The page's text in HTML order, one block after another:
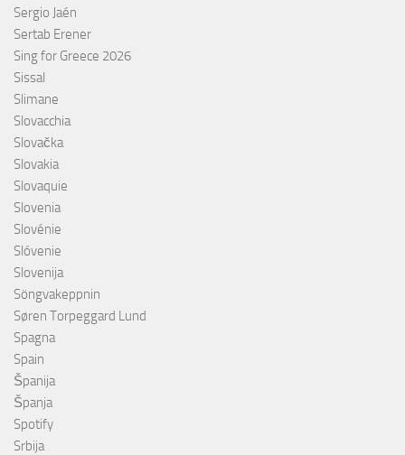
Sergio Jaén
Sertab Erener
Sing for Greece 2026
Sissal
Slimane
Slovacchia
Slovačka
Slovakia
Slovaquie
Slovenia
Slovénie
Slóvenie
Slovenija
Söngvakeppnin
Søren Torpeggard Lund
Spagna
Spain
Španija
Španja
Spotify
Srbija